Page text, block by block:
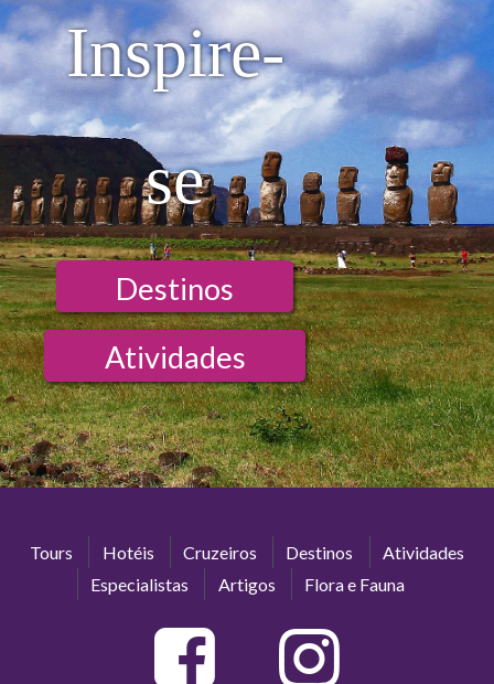
Inspire-
se
Destinos
Atividades
Tours Hotéis Cruzeiros Destinos
Atividades
Especialistas
Artigos Flora e Fauna